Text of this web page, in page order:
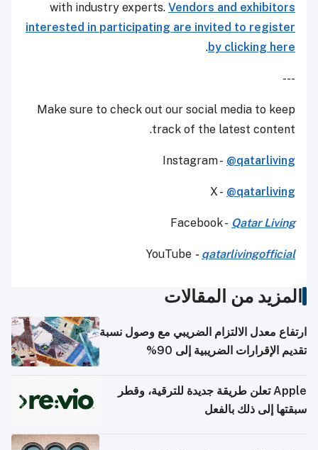
with industry experts. Vendors and exhibitors
interested in participating are invited to register
by clicking here
.
---
Make sure to check out our social media to keep
track of the latest content.
Instagram - @qatarliving
X - @qatarliving
Facebook - Qatar Living
YouTube - qatarlivingofficial
المزيد من المقالات
ارتفاع معدل الالتزام الضريبي مع وصول نسبة
تقديم الإقرارات الضريبية إلى 90%
Apple تعلن طريقة جديدة للترقية، وقطر
سبقتها إلى ذلك بالفعل